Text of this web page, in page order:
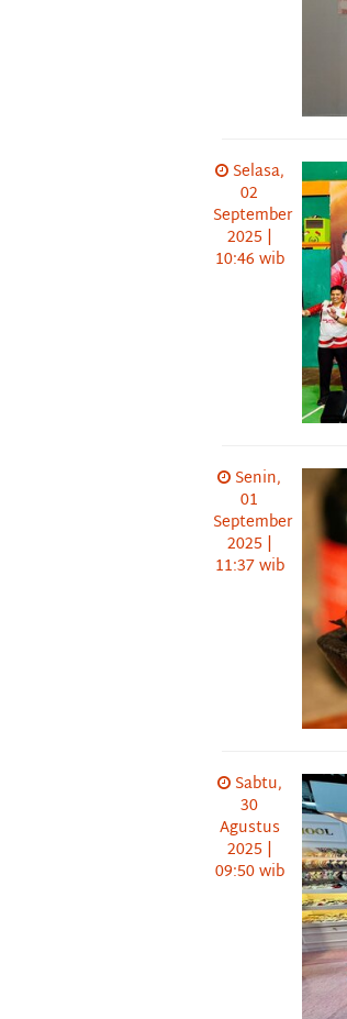
Selasa,
02
September
2025 |
10:46 wib
Senin,
01
September
2025 |
11:37 wib
Sabtu,
30
Agustus
2025 |
09:50 wib